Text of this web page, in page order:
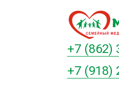
+7 (862)
+7 (918)